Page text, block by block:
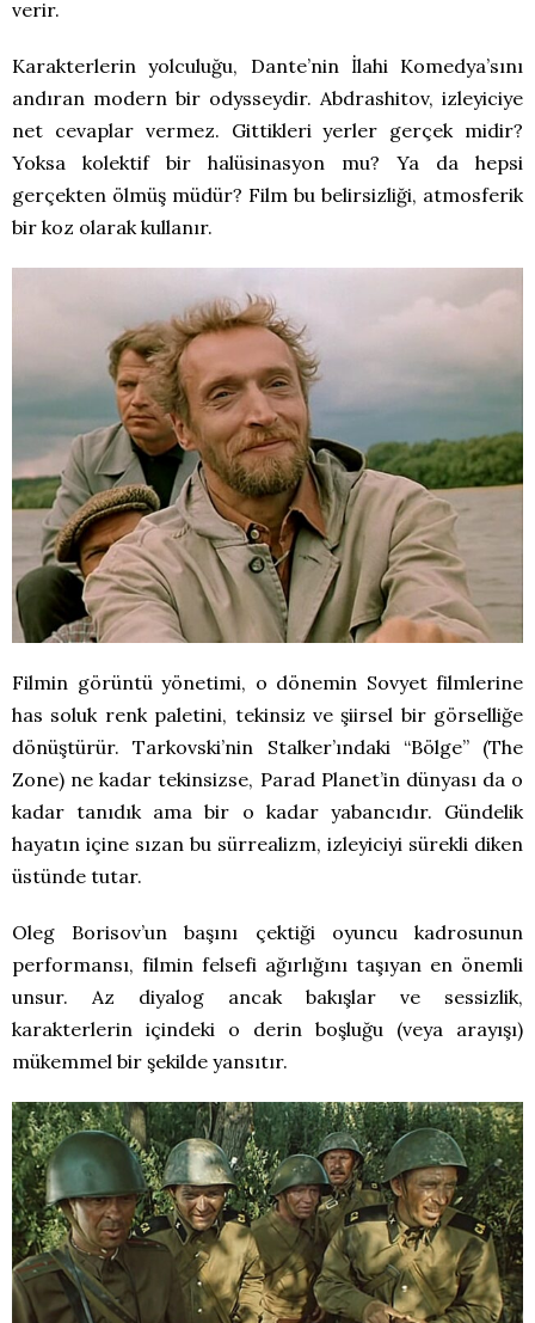
verir.
Karakterlerin yolculuğu, Dante’nin İlahi Komedya’sını
andıran modern bir odysseydir. Abdrashitov, izleyiciye
net cevaplar vermez. Gittikleri yerler gerçek midir?
Yoksa kolektif bir halüsinasyon mu? Ya da hepsi
gerçekten ölmüş müdür? Film bu belirsizliği, atmosferik
bir koz olarak kullanır.
Filmin görüntü yönetimi, o dönemin Sovyet filmlerine
has soluk renk paletini, tekinsiz ve şiirsel bir görselliğe
dönüştürür. Tarkovski’nin Stalker’ındaki “Bölge” (The
Zone) ne kadar tekinsizse, Parad Planet’in dünyası da o
kadar tanıdık ama bir o kadar yabancıdır. Gündelik
hayatın içine sızan bu sürrealizm, izleyiciyi sürekli diken
üstünde tutar.
Oleg Borisov’un başını çektiği oyuncu kadrosunun
performansı, filmin felsefi ağırlığını taşıyan en önemli
unsur. Az diyalog ancak bakışlar ve sessizlik,
karakterlerin içindeki o derin boşluğu (veya arayışı)
mükemmel bir şekilde yansıtır.